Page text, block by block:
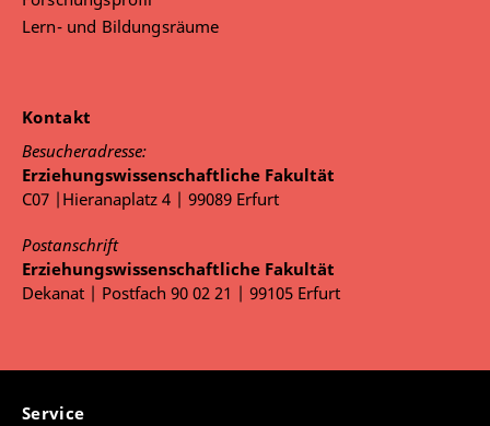
Lern- und Bildungsräume
Kontakt
Besucheradresse:
Erziehungswissenschaftliche Fakultät
C07 |Hieranaplatz 4 | 99089 Erfurt
Postanschrift
Erziehungswissenschaftliche Fakultät
Dekanat | Postfach 90 02 21 | 99105 Erfurt
Service